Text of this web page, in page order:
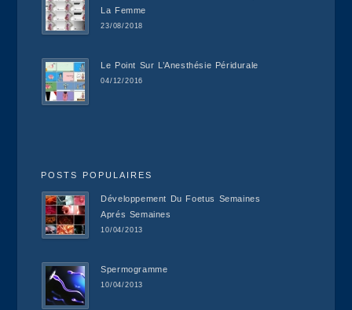
La Femme
23/08/2018
Le Point Sur L’Anesthésie Péridurale
04/12/2016
POSTS POPULAIRES
Développement Du Foetus Semaines
Aprés Semaines
10/04/2013
Spermogramme
10/04/2013